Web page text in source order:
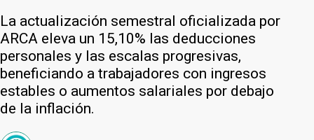
La actualización semestral oficializada por
ARCA eleva un 15,10% las deducciones
personales y las escalas progresivas,
beneficiando a trabajadores con ingresos
estables o aumentos salariales por debajo
de la inflación.